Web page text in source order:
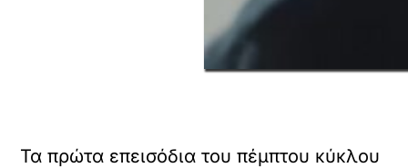
Τα πρώτα επεισόδια του πέμπτου κύκλου